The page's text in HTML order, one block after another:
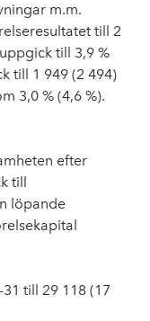
m.m.
till 2
till 3,9 %
till 1 949 (2 494)
3,0 % (4,6 %).
efter
till
löpande
till 29 118 (17